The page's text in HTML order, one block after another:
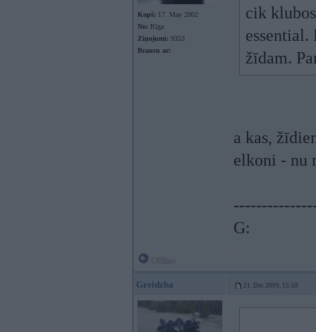
Kopš: 17. May 2002
No: Rīga
Ziņojumi: 9353
Braucu ar:
cik
essential.
žīdam.
a kas,
elkoni - nu
G:
Greidzha 21. Dec 2009, 15:59